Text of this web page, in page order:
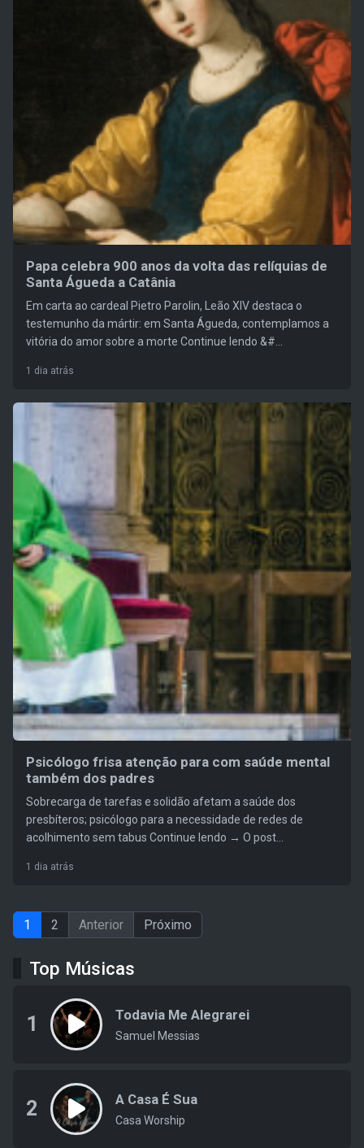
Papa celebra 900 anos da volta das relíquias de
Santa Águeda a Catânia
Em carta ao cardeal Pietro Parolin, Leão XIV destaca o
testemunho da mártir: em Santa Águeda, contemplamos a
vitória do amor sobre a morte Continue lendo &#...
1 dia atrás
Psicólogo frisa atenção para com saúde mental
também dos padres
Sobrecarga de tarefas e solidão afetam a saúde dos
presbíteros; psicólogo para a necessidade de redes de
acolhimento sem tabus Continue lendo → O post...
1 dia atrás
1 2 Anterior Próximo
Top Músicas
1 Todavia Me Alegrarei
Samuel Messias
2 A Casa É Sua
Casa Worship